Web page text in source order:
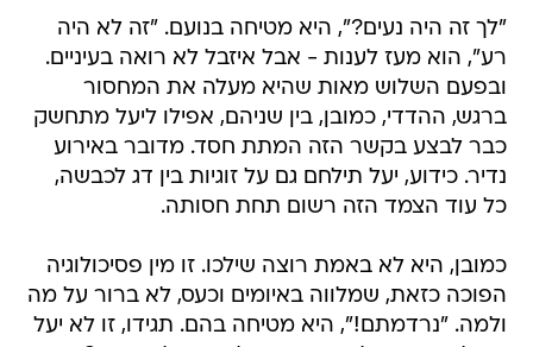
"לך זה היה נעים?", היא מטיחה בנועם. "זה לא היה
רע", הוא מעז לענות - אבל איזבל לא רואה בעיניים.
ובפעם השלוש מאות שהיא מעלה את המחסור
ברגש, ההדדי, כמובן, בין שניהם, אפילו ליעל מתחשק
כבר לבצע בקשר הזה המתת חסד. מדובר באירוע
נדיר. כידוע, יעל תילחם גם על זוגיות בין דג לכבשה,
כל עוד הצמד הזה רשום תחת חסותה.
כמובן, היא לא באמת רוצה שילכו. זו מין פסיכולוגיה
הפוכה כזאת, שמלווה באיומים וכעס, לא ברור על מה
ולמה. "נרדמתם!", היא מטיחה בהם. תגידו, זו לא יעל